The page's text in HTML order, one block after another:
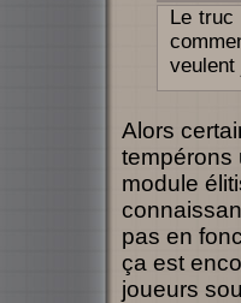
Le truc
veulent
Alors
tempérons
module
pas en
ça est
joueurs